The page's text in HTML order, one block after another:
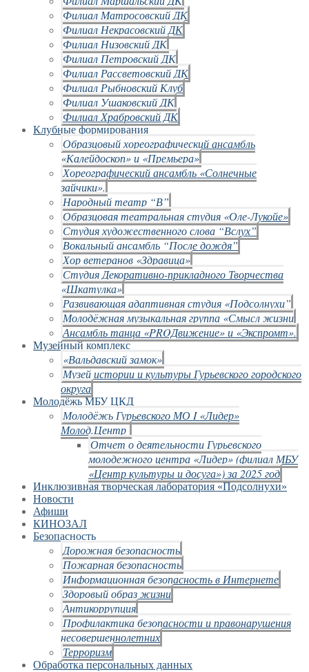
Филиал Матросовский ДК
Филиал Некрасовский ДК
Филиал Низовский ДК
Филиал Петровский ДК
Филиал Рассветовский ДК
Филиал Рыбновский Клуб
Филиал Ушаковский ДК
Филиал Храбровский ДК
Клубные формирования
Образцовый хореографический ансамбль
«Калейдоскоп» и «Премьера»
Хореографический ансамбль «Солнечные
зайчики».
Народный театр “В”
Образцовая театральная студия «Оле-Лукойе»
Студия художественного слова “Вслух”
Вокальный ансамбль “После дождя”
Хор ветеранов «Здравица»
Студия Декоративно-прикладного Творчества
«Шкатулка»
Развивающая адаптивная студия «Подсолнухи”
Молодёжная музыкальная группа «Смысл жизни
Ансамбль танца «PROДвижение» и «Экспромт».
Музейный комплекс
«Вальдавский замок»
Музей истории и культуры Гурьевского городского
округа
Молодёжь МБУ ЦКД
Молодёжь Гурьевского МО I «Лидер»
Молод.Центр
Отчет о деятельности Гурьевского
молодежного центра «Лидер» (филиал МБУ
«Центр культуры и досуга») за 2025 год
Инклюзивная творческая лаборатория «Подсолнухи»
Новости
Афиши
КИНОЗАЛ
Безопасность
Дорожная безопасность
Пожарная безопасность
Информационная безопасность в Интернете
Здоровый образ жизни
Антикоррупция
Профилактика безопасности и правонарушения
несовершеннолетних
Терроризм
Обработка персональных данных